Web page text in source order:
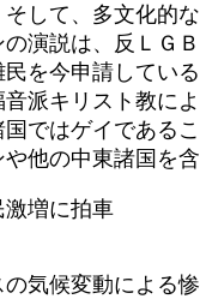
そして、多文化的
演説は、反ＬＧ
を今申請してい
派キリスト教に
ではゲイである
他の中東諸国を
増に拍車
気候変動による